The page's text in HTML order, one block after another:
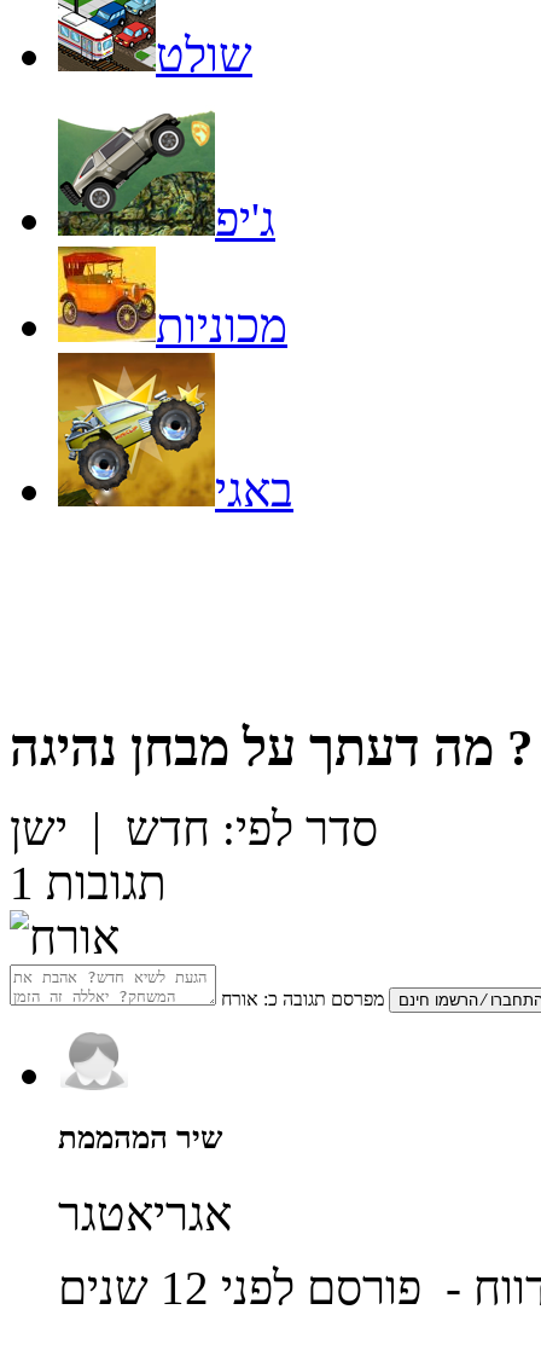
שולט
ג'יפ
מכוניות
באגי
מה דעתך על מבחן נהיגה ?
סדר לפי: חדש | ישן
1 תגובות
מפרסם תגובה כ: אורח
שיר המהממת
אגריאטגר
- פורסם לפני 12 שנים